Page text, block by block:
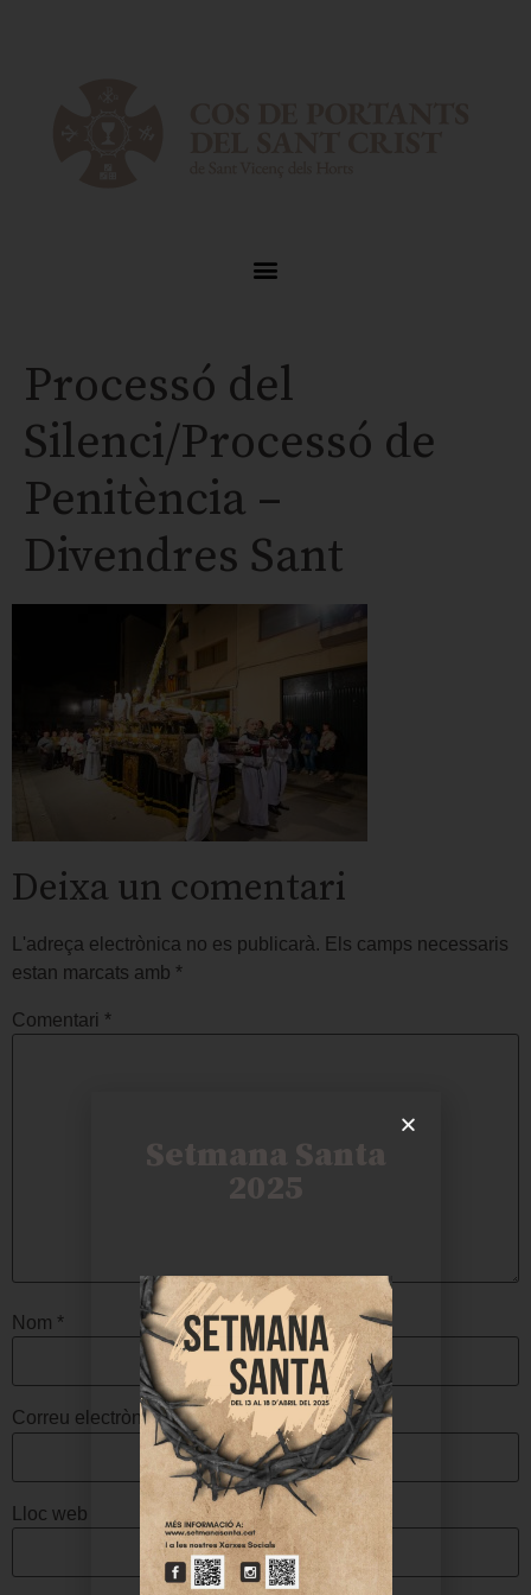
Processó del
Silenci/Processó de
Penitència –
Divendres Sant
Deixa un comentari
L'adreça electrònica no es publicarà. Els camps necessaris
estan marcats amb *
Comentari *
Nom *
Correu electrònic*
Lloc web
Setmana Santa
2025